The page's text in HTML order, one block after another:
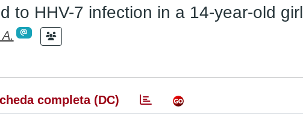
to HHV-7 infection in a 14-year-old girl
completa (DC)